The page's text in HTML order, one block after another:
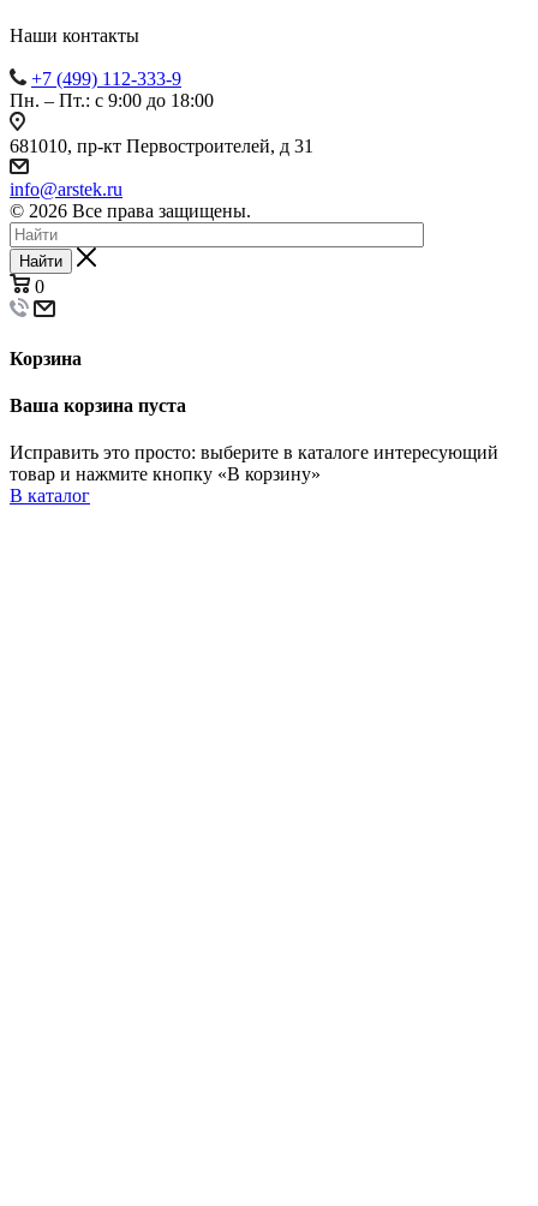
Наши контакты
+7 (499) 112-333-9
Пн. – Пт.: с 9:00 до 18:00
681010, пр-кт Первостроителей, д 31
info@arstek.ru
© 2026 Все права защищены.
Найти
0
Корзина
Ваша корзина пуста
Исправить это просто: выберите в каталоге интересующий
товар и нажмите кнопку «В корзину»
В каталог